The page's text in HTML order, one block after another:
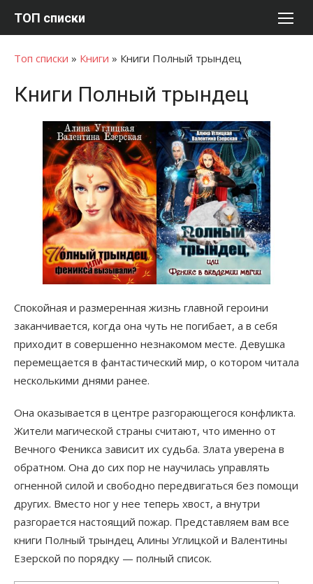
ТОП списки
Топ списки » Книги » Книги Полный трындец
Книги Полный трындец
Спокойная и размеренная жизнь главной героини
заканчивается, когда она чуть не погибает, а в себя
приходит в совершенно незнакомом месте. Девушка
перемещается в фантастический мир, о котором читала
несколькими днями ранее.
Она оказывается в центре разгорающегося конфликта.
Жители магической страны считают, что именно от
Вечного Феникса зависит их судьба. Злата уверена в
обратном. Она до сих пор не научилась управлять
огненной силой и свободно передвигаться без помощи
других. Вместо ног у нее теперь хвост, а внутри
разгорается настоящий пожар. Представляем вам все
книги Полный трындец Алины Углицкой и Валентины
Езерской по порядку — полный список.